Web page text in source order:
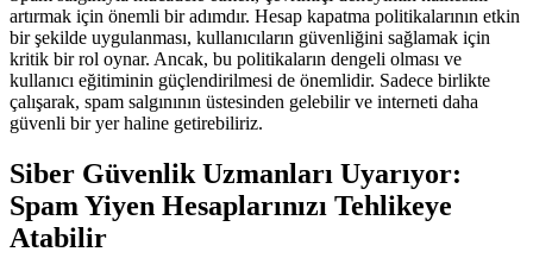
artırmak için önemli bir adımdır. Hesap kapatma politikalarının etkin
bir şekilde uygulanması, kullanıcıların güvenliğini sağlamak için
kritik bir rol oynar. Ancak, bu politikaların dengeli olması ve
kullanıcı eğitiminin güçlendirilmesi de önemlidir. Sadece birlikte
çalışarak, spam salgınının üstesinden gelebilir ve interneti daha
güvenli bir yer haline getirebiliriz.
Siber Güvenlik Uzmanları Uyarıyor:
Spam Yiyen Hesaplarınızı Tehlikeye
Atabilir